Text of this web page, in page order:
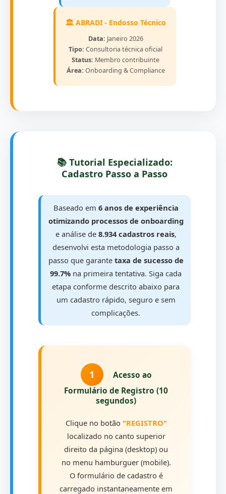
🏛️ ABRADI - Endosso Técnico
Data: Janeiro 2026
Tipo: Consultoria técnica oficial
Status: Membro contribuinte
Área: Onboarding & Compliance
📚 Tutorial Especializado:
Cadastro Passo a Passo
Baseado em 6 anos de experiência
otimizando processos de onboarding
e análise de 8.934 cadastros reais,
desenvolvi esta metodologia passo a
passo que garante taxa de sucesso de
99.7% na primeira tentativa. Siga cada
etapa conforme descrito abaixo para
um cadastro rápido, seguro e sem
complicações.
1
Acesso ao
Formulário de Registro (10
segundos)
Clique no botão "REGISTRO"
localizado no canto superior
direito da página (desktop) ou
no menu hamburguer (mobile).
O formulário de cadastro é
carregado instantaneamente em